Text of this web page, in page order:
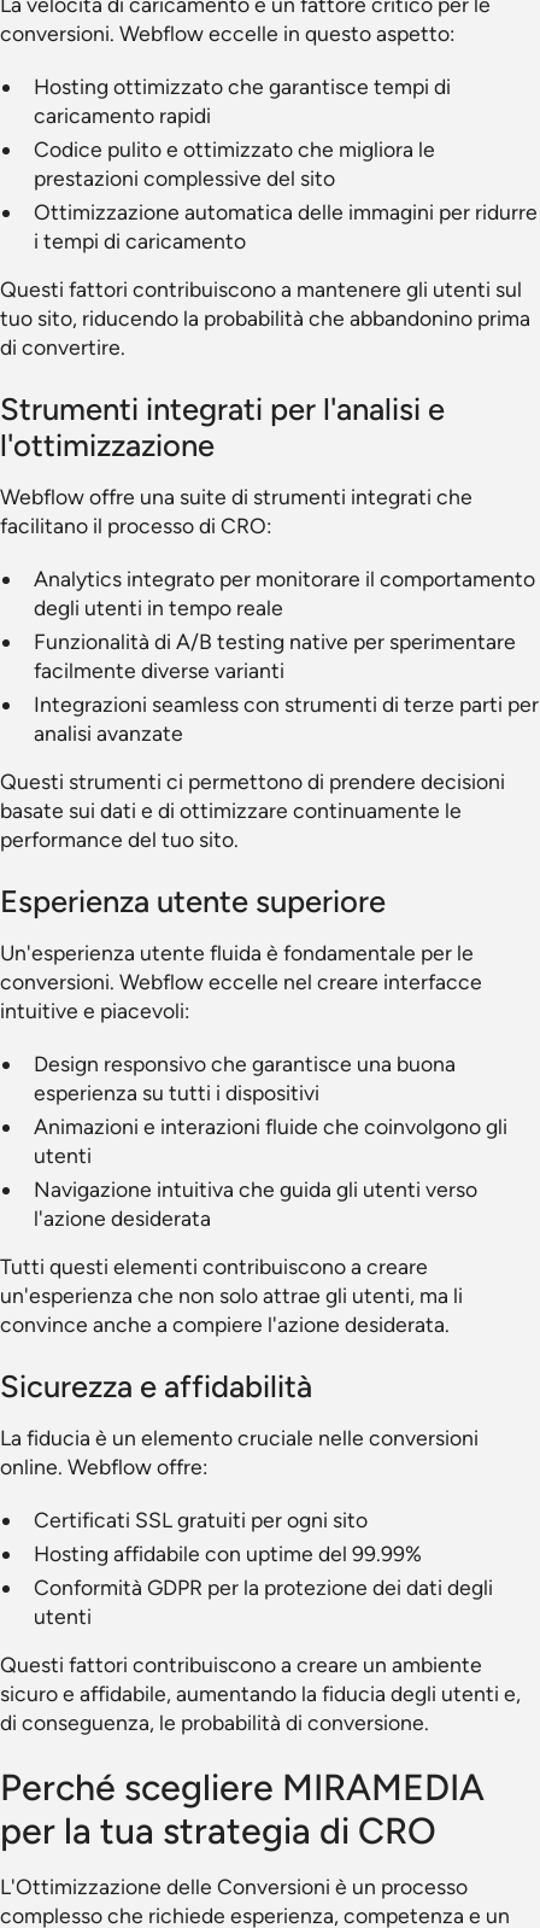
conversioni. Webflow eccelle in questo aspetto:
Hosting ottimizzato che garantisce tempi di
caricamento rapidi
Codice pulito e ottimizzato che migliora le
prestazioni complessive del sito
Ottimizzazione automatica delle immagini per ridurre
i tempi di caricamento
Questi fattori contribuiscono a mantenere gli utenti sul
tuo sito, riducendo la probabilità che abbandonino prima
di convertire.
Strumenti integrati per l'analisi e
l'ottimizzazione
Webflow offre una suite di strumenti integrati che
facilitano il processo di CRO:
Analytics integrato per monitorare il comportamento
degli utenti in tempo reale
Funzionalità di A/B testing native per sperimentare
facilmente diverse varianti
Integrazioni seamless con strumenti di terze parti per
analisi avanzate
Questi strumenti ci permettono di prendere decisioni
basate sui dati e di ottimizzare continuamente le
performance del tuo sito.
Esperienza utente superiore
Un'esperienza utente fluida è fondamentale per le
conversioni. Webflow eccelle nel creare interfacce
intuitive e piacevoli:
Design responsivo che garantisce una buona
esperienza su tutti i dispositivi
Animazioni e interazioni fluide che coinvolgono gli
utenti
Navigazione intuitiva che guida gli utenti verso
l'azione desiderata
Tutti questi elementi contribuiscono a creare
un'esperienza che non solo attrae gli utenti, ma li
convince anche a compiere l'azione desiderata.
Sicurezza e affidabilità
La fiducia è un elemento cruciale nelle conversioni
online. Webflow offre:
Certificati SSL gratuiti per ogni sito
Hosting affidabile con uptime del 99.99%
Conformità GDPR per la protezione dei dati degli
utenti
Questi fattori contribuiscono a creare un ambiente
sicuro e affidabile, aumentando la fiducia degli utenti e,
di conseguenza, le probabilità di conversione.
Perché scegliere MIRAMEDIA
per la tua strategia di CRO
L'Ottimizzazione delle Conversioni è un processo
complesso che richiede esperienza, competenza e un